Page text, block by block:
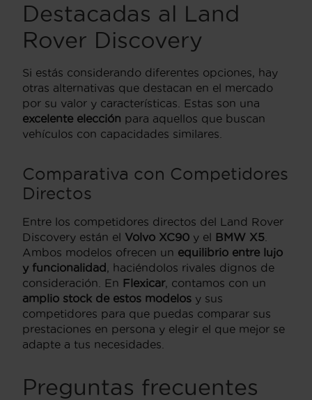
Destacadas al Land
Rover Discovery
Si estás considerando diferentes opciones, hay
otras alternativas que destacan en el mercado
por su valor y características. Estas son una
excelente elección para aquellos que buscan
vehículos con capacidades similares.
Comparativa con Competidores
Directos
Entre los competidores directos del Land Rover
Discovery están el Volvo XC90 y el BMW X5
Ambos modelos ofrecen un equilibrio entre lujo
y funcionalidad , haciéndolos rivales dignos de
consideración. En Flexicar, contamos con un
amplio stock de estos modelos y sus
competidores para que puedas comparar sus
prestaciones en persona y elegir el que mejor se
adapte a tus necesidades.
Preguntas frecuentes